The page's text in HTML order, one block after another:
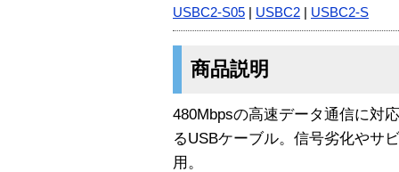
USBC2-S05 USBC2 USBC2-S
商品説明
480Mbpsの高速データ通信に対
るUSBケーブル。信号劣化やサ
用。